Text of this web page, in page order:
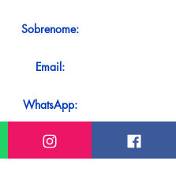
Sobrenome:
Email:
WhatsApp:
Mensagem: